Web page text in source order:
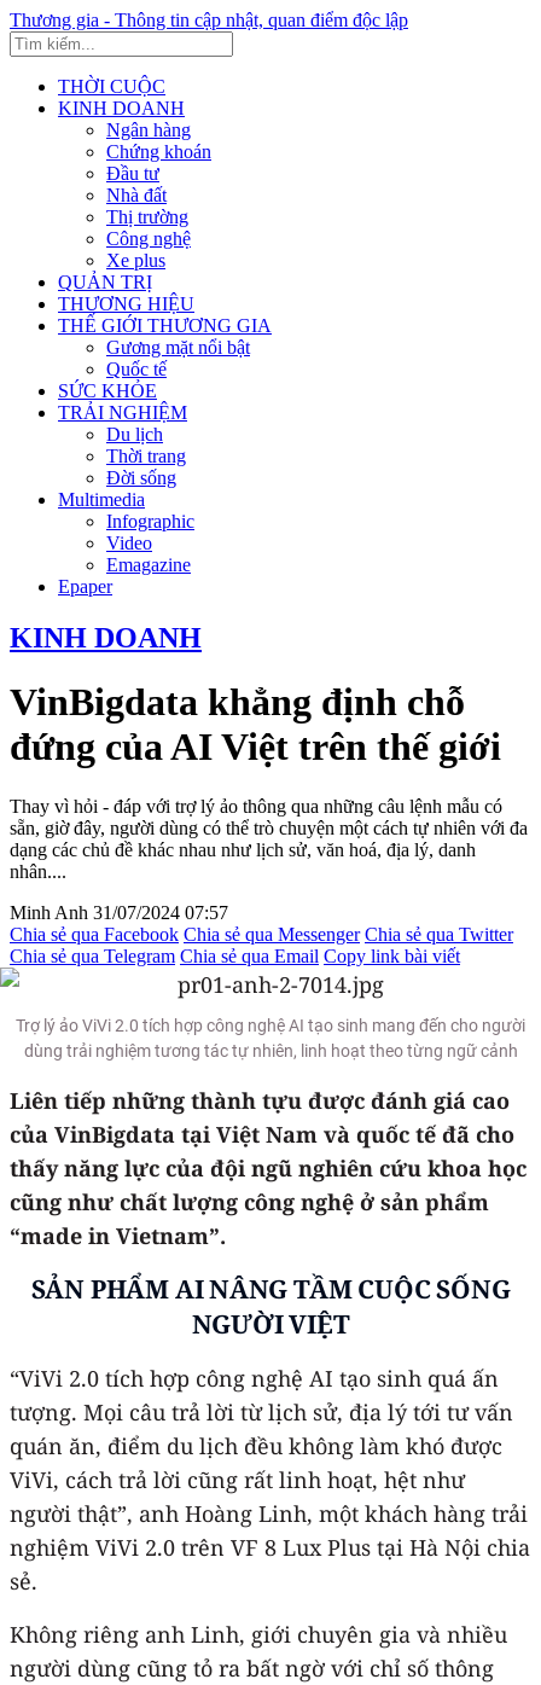
Thương gia - Thông tin cập nhật, quan điểm độc lập
THỜI CUỘC
KINH DOANH
Ngân hàng
Chứng khoán
Đầu tư
Nhà đất
Thị trường
Công nghệ
Xe plus
QUẢN TRỊ
THƯƠNG HIỆU
THẾ GIỚI THƯƠNG GIA
Gương mặt nổi bật
Quốc tế
SỨC KHỎE
TRẢI NGHIỆM
Du lịch
Thời trang
Đời sống
Multimedia
Infographic
Video
Emagazine
Epaper
KINH DOANH
VinBigdata khẳng định chỗ
đứng của AI Việt trên thế giới
Thay vì hỏi - đáp với trợ lý ảo thông qua những câu lệnh mẫu có
sẵn, giờ đây, người dùng có thể trò chuyện một cách tự nhiên với đa
dạng các chủ đề khác nhau như lịch sử, văn hoá, địa lý, danh
nhân....
Minh Anh 31/07/2024 07:57
Chia sẻ qua Facebook Chia sẻ qua Messenger Chia sẻ qua Twitter
Chia sẻ qua Telegram Chia sẻ qua Email Copy link bài viết
Trợ lý ảo ViVi 2.0 tích hợp công nghệ AI tạo sinh mang đến cho người
dùng trải nghiệm tương tác tự nhiên, linh hoạt theo từng ngữ cảnh
Liên tiếp những thành tựu được đánh giá cao
của VinBigdata tại Việt Nam và quốc tế đã cho
thấy năng lực của đội ngũ nghiên cứu khoa học
cũng như chất lượng công nghệ ở sản phẩm
“made in Vietnam”.
SẢN PHẨM AI NÂNG TẦMCUỘCSỐNG
NGƯỜI VIỆT
“ViVi 2.0 tích hợp công nghệ AI tạo sinh quá ấn
tượng. Mọi câu trả lời từ lịch sử, địa lý tới tư vấn
quán ăn, điểm du lịch đều không làm khó được
ViVi, cách trả lời cũng rất linh hoạt, hệt như
người thật”, anh Hoàng Linh, một khách hàng trải
nghiệm ViVi 2.0 trên VF 8 Lux Plus tại Hà Nội chia
sẻ.
Không riêng anh Linh, giới chuyên gia và nhiều
người dùng cũng tỏ ra bất ngờ với chỉ số thông